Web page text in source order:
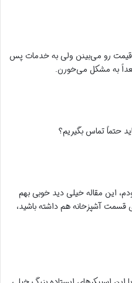
قیمت رو می‌بینن ولی به خدمات پس
به مشکل می‌خورن.
حتماً تماس بگیریم؟
این مقاله خیلی دید خوبی بهم
آشپزخانه هم داشته باشید،